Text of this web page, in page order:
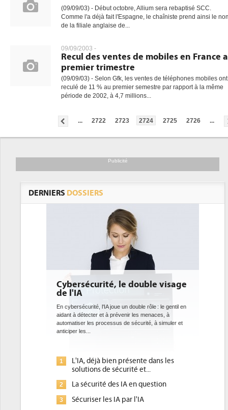
(09/09/03) - Début octobre, Allium sera rebaptisé SCC.
Comme l'a déjà fait l'Espagne, le chaîniste prend ainsi le
de la filiale anglaise de...
09/09/2003 -
Recul des ventes de mobiles en France
premier trimestre
(09/09/03) - Selon Gfk, les ventes de téléphones mobiles ont
reculé de 11 % au premier semestre par rapport à la même
période de 2002, à 4,7 millions...
... 2722 2723 2724 2725 2726 ...
Publicité
DERNIERS DOSSIERS
Cybersécurité, le double visage
de l'IA
En cybersécurité, l'IA joue un double rôle : le gentil en
aidant à détecter et à prévenir les menaces, à
automatiser les processus de sécurité, à simuler et
anticiper les...
L'IA, déjà bien présente dans les
solutions de sécurité et...
La sécurité des IA en question
Sécuriser les IA par l'IA